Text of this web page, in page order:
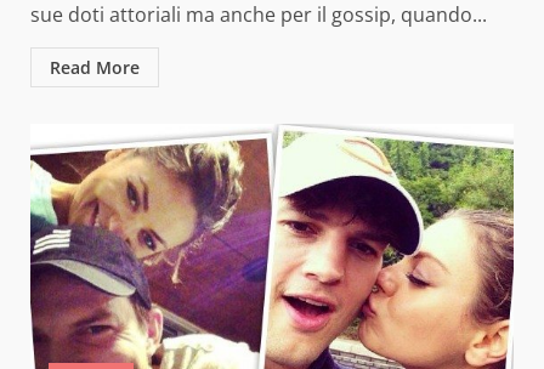
sue doti attoriali ma anche per il gossip, quando...
Read More